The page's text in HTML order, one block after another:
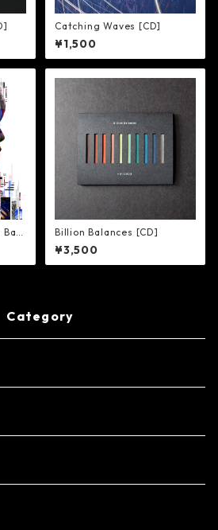
Catching Waves [CD]
¥1,500
Billion Balances [CD]
¥3,500
Category